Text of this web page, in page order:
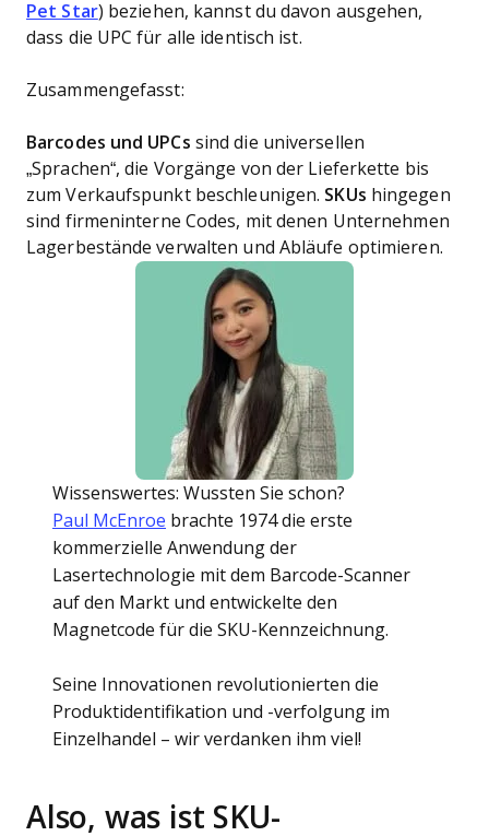
Pet Star) beziehen, kannst du davon ausgehen,
dass die UPC für alle identisch ist.
Zusammengefasst:
Barcodes und UPCs sind die universellen
„Sprachen“, die Vorgänge von der Lieferkette bis
zum Verkaufspunkt beschleunigen. SKUs hingegen
sind firmeninterne Codes, mit denen Unternehmen
Lagerbestände verwalten und Abläufe optimieren.
Wissenswertes: Wussten Sie schon?
Paul McEnroe brachte 1974 die erste
kommerzielle Anwendung der
Lasertechnologie mit dem Barcode-Scanner
auf den Markt und entwickelte den
Magnetcode für die SKU-Kennzeichnung.
Seine Innovationen revolutionierten die
Produktidentifikation und -verfolgung im
Einzelhandel – wir verdanken ihm viel!
Also, was ist SKU-